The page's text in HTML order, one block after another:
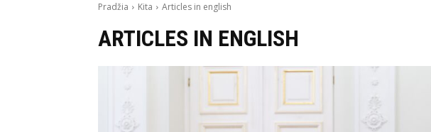
Pradžia Kita Articles in english
ARTICLES IN ENGLISH